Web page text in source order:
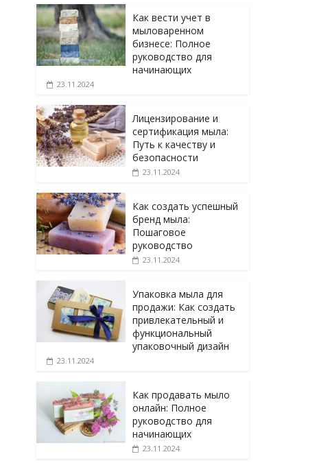
Как вести учет в
мыловаренном
бизнесе: Полное
руководство для
начинающих
23.11.2024
Лицензирование и
сертификация мыла:
Путь к качеству и
безопасности
23.11.2024
Как создать успешный
бренд мыла:
Пошаговое
руководство
23.11.2024
Упаковка мыла для
продажи: Как создать
привлекательный и
функциональный
упаковочный дизайн
23.11.2024
Как продавать мыло
онлайн: Полное
руководство для
начинающих
23.11.2024